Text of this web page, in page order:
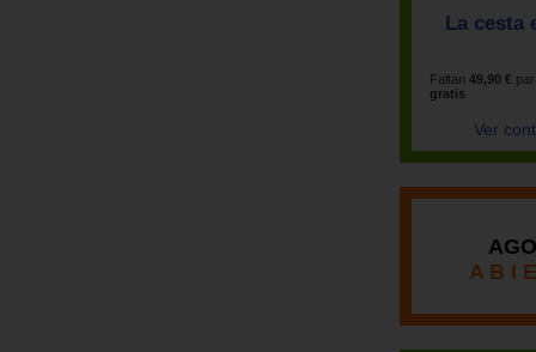
La cesta
Faltan 49,90 €
gratis
Ver
A B I